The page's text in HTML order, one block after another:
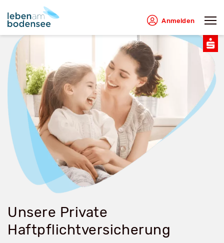
Anmelden
Unsere Private
Haftpflichtversicherung